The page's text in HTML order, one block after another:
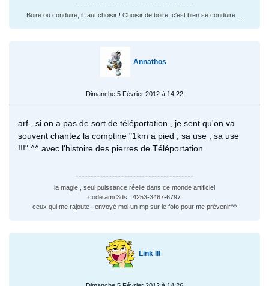
Boire ou conduire, il faut choisir ! Choisir de boire, c'est bien se conduire ...
Annathos
Dimanche 5 Février 2012 à 14:22
arf , si on a pas de sort de téléportation , je sent qu'on va
souvent chantez la comptine "1km a pied , sa use , sa use
!!!" ^^ avec l'histoire des pierres de Téléportation
la magie , seul puissance réelle dans ce monde artificiel
code ami 3ds : 4253-3467-6797
ceux qui me rajoute , envoyé moi un mp sur le fofo pour me prévenir^^
Link III